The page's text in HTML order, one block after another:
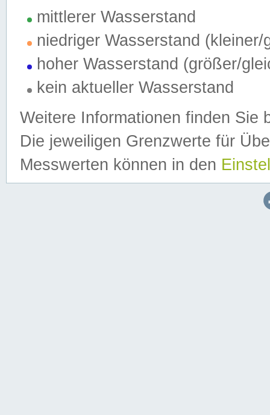
mittlerer Wasserstand
niedriger Wasserstand (kleiner/
hoher Wasserstand (größer/
kein aktueller Wasserstand
Weitere Informationen finden Sie
Die jeweiligen Grenzwerte für
Messwerten können in den